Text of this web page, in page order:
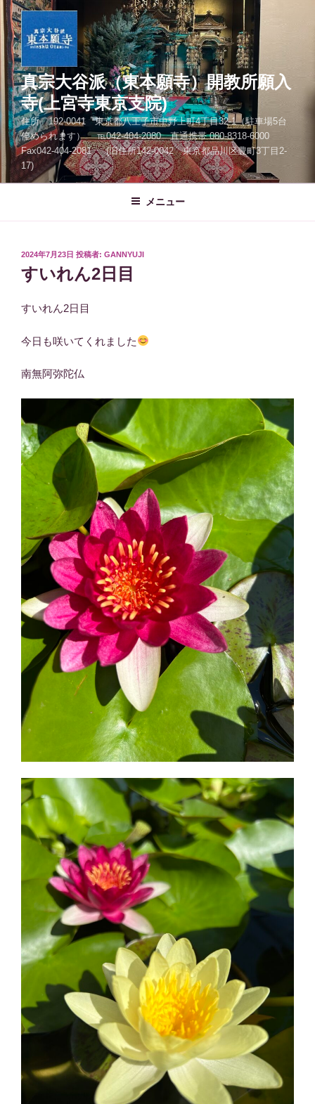
コ
ン
テ
ン
へ
ス
キ
ッ
プ
真宗大谷派（東本願寺）開教所願入
寺(上宮寺東京支院)
住所 192-0041 東京都八王子市中野上町4丁目32-1（駐車場5台
停められます） ℡042-404-2080 直通携帯 080-8318-6000
Fax042-404-2081 (旧住所142-0042 東京都品川区豊町3丁目2-
17)
メニュー
投
日:
2024年7月23日 投稿者: GANNYUJI
すいれん2日目
すいれん2日目
今日も咲いてくれました
南無阿弥陀仏